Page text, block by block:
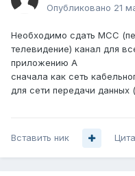
Опубликовано 21
Необходимо сдать МСС
телевидение) канал для
приложению А
сначала как сеть
для сети передачи данных
Вставить ник